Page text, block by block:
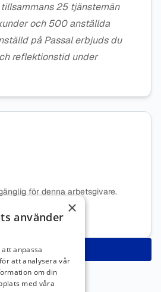
25 tjänstemän
och 500 anställda
på Passal erbjuds du
reflektionstid under
för denna arbetsgivare.
Ansök nu
×
använder
anpassa
att analysera vår
om din
med våra